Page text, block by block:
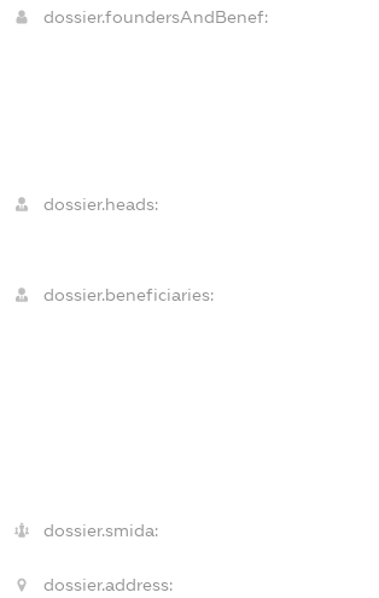
dossier.foundersAndBenef:
dossier.heads:
dossier.beneficiaries:
dossier.smida:
dossier.address: